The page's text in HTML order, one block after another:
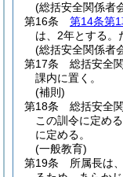
(総括安全関係者
第16条
第14条第
は、2年とする。
(総括安全関係者
第17条
総括安全
課内に置く。
(補則)
第18条
総括安全
この訓令に定め
に定める。
(一般教育)
第19条
所属長は